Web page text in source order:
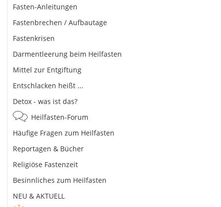
Fasten-Anleitungen
Fastenbrechen / Aufbautage
Fastenkrisen
Darmentleerung beim Heilfasten
Mittel zur Entgiftung
Entschlacken heißt ...
Detox - was ist das?
Heilfasten-Forum
Häufige Fragen zum Heilfasten
Reportagen & Bücher
Religiöse Fastenzeit
Besinnliches zum Heilfasten
NEU & AKTUELL